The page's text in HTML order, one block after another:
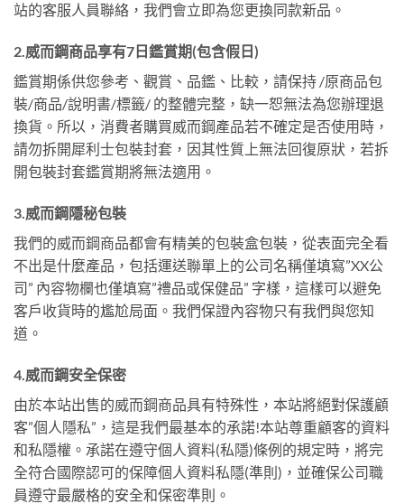
站的客服人員聯絡，我們會立即為您更換同款新品。
2.威而鋼商品享有7日鑑賞期(包含假日)
鑑賞期係供您參考、觀賞、品鑑、比較，請保持 /原商品包
裝/商品/說明書/標籤/ 的整體完整，缺一恕無法為您辦理退
換貨。所以，消費者購買威而鋼產品若不確定是否使用時，
請勿拆開犀利士包裝封套，因其性質上無法回復原狀，若拆
開包裝封套鑑賞期將無法適用。
3.威而鋼隱秘包裝
我們的威而鋼商品都會有精美的包裝盒包裝，從表面完全看
不出是什麼產品，包括運送聯單上的公司名稱僅填寫”XX公
司” 內容物欄也僅填寫”禮品或保健品” 字樣，這樣可以避免
客戶收貨時的尷尬局面。我們保證內容物只有我們與您知
道。
4.威而鋼安全保密
由於本站出售的威而鋼商品具有特殊性，本站將絕對保護顧
客”個人隱私”，這是我們最基本的承諾!本站尊重顧客的資料
和私隱權。承諾在遵守個人資料(私隱)條例的規定時，將完
全符合國際認可的保障個人資料私隱(準則)，並確保公司職
員遵守最嚴格的安全和保密準則。